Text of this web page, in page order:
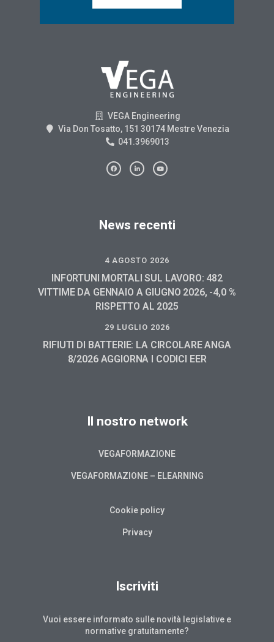
VEGA Engineering
Via Don Tosatto, 151 30174 Mestre Venezia
041.3969013
News recenti
4 AGOSTO 2026
INFORTUNI MORTALI SUL LAVORO: 482
VITTIME DA GENNAIO A GIUGNO 2026, -4,0 %
RISPETTO AL 2025
29 LUGLIO 2026
RIFIUTI DI BATTERIE: LA CIRCOLARE ANGA
8/2026 AGGIORNA I CODICI EER
Il nostro network
VEGAFORMAZIONE
VEGAFORMAZIONE – ELEARNING
Cookie policy
Privacy
Iscriviti
Vuoi essere informato sulle novità legislative e
normative gratuitamente?